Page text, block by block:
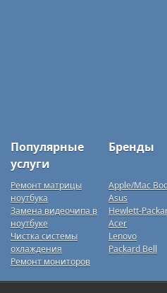
Популярные
услуги
Бренды
Ремонт матрицы
ноутбука
Замена видеочипа в
ноутбуке
Чистка системы
охлаждения
Ремонт мониторов
Apple/Mac
Asus
Hewlett-
Acer
Lenovo
Packard Bell